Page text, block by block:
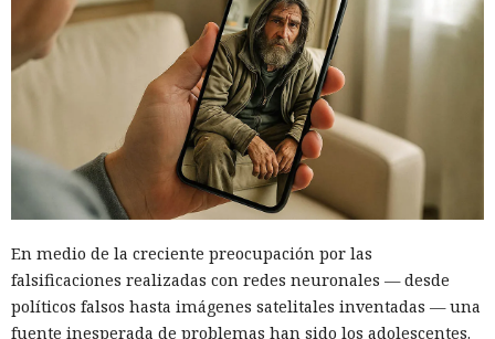
En medio de la creciente preocupación por las
falsificaciones realizadas con redes neuronales — desde
políticos falsos hasta imágenes satelitales inventadas — una
fuente inesperada de problemas han sido los adolescentes.